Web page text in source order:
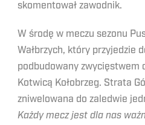
skomentował zawodnik.
W środę w meczu sezonu
Wałbrzych, który przyjedzie
podbudowany zwycięstwem
Kotwicą Kołobrzeg. Strata
zniwelowana do zaledwie
Każdy mecz jest dla nas